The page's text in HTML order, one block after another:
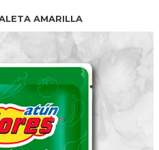
AMARILLA